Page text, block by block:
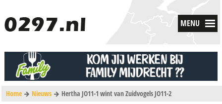
MENU
Home Nieuws Hertha JO11-1 wint van Zuidvogels JO11-2